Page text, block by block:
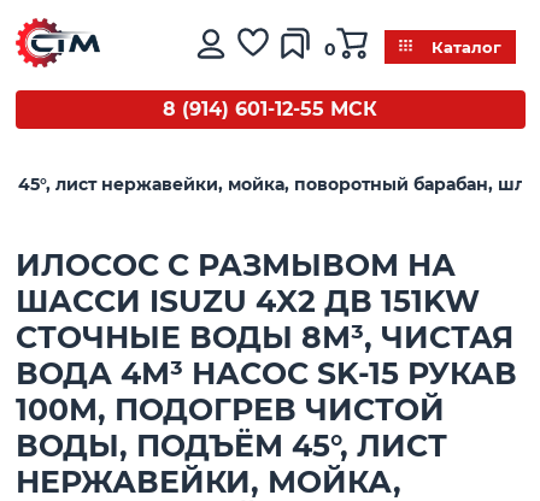
0 Каталог
8 (914) 601-12-55 МСК
45°, лист нержавейки, мойка, поворотный барабан,
ИЛОСОС С РАЗМЫВОМ НА
ШАССИ ISUZU 4X2 ДВ 151KW
СТОЧНЫЕ ВОДЫ 8М³, ЧИСТАЯ
ВОДА 4М³ НАСОС SK-15 РУКАВ
100М, ПОДОГРЕВ ЧИСТОЙ
ВОДЫ, ПОДЪЁМ 45°, ЛИСТ
НЕРЖАВЕЙКИ, МОЙКА,